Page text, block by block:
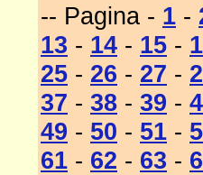
-- Pagina - 1 -
13 - 14 - 15 -
25 - 26 - 27 -
37 - 38 - 39 -
49 - 50 - 51 -
61 - 62 - 63 -